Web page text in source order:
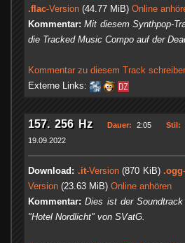
.flac-Version (44.77 MiB) Online
Kommentar: Mit diesem Synthpop-
die Tracked Music Compo auf der
Kommentar zu diesem Track
Externe Links:
157. 256 Hz Dauer: 2:05 Stil:
19.09.2022
Download: .it-Version(870 KiB).ogg
Version (23.63 MiB) Online anhören
Kommentar: Dies ist der
"Hotel Nordlicht" von SVatG.